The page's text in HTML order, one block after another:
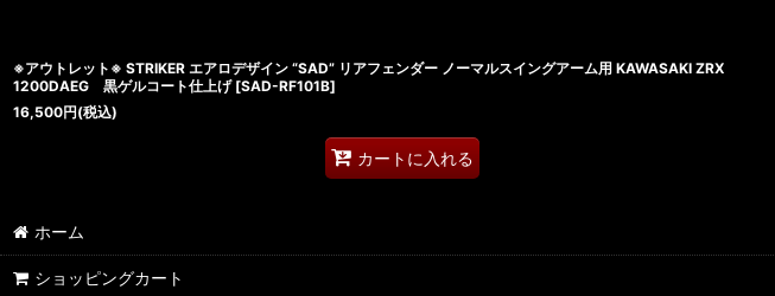
※アウトレット※ STRIKER エアロデザイン “SAD” リアフェンダー ノーマルスイングアーム用 KAWASAKI ZRX
1200DAEG 黒ゲルコート仕上げ [SAD-RF101B]
16,500円(税込)
カートに入れる
ホーム
ショッピングカート